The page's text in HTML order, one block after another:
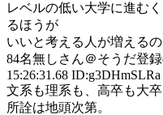
レベルの低い大学に進む
るほうが
いいと考える人が増えるの
84名無しさん＠そうだ登
15:26:31.68 ID:g3DHmSLRa
文系も理系も、高卒も大卒
所詮は地頭次第。